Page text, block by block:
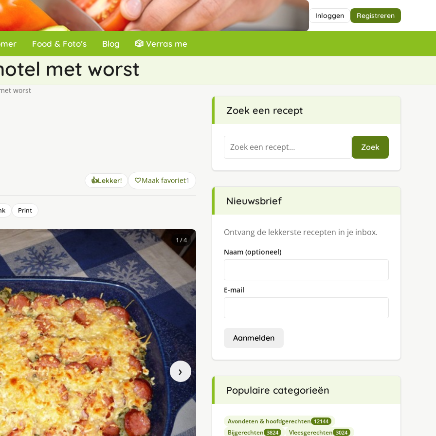
Inloggen Registreren
Food & Foto’s Blog 🎲 Verras me
met worst
worst
👍Lekker! Maak favoriet1
Print
›
1 / 4
Zoek een recept
Zoeken
naar:
Zoek
Nieuwsbrief
Ontvang de lekkerste recepten in je inbox.
Naam (optioneel)
E-mail
Aanmelden
Populaire categorieën
Avondeten & hoofdgerechten 12144
Bijgerechten 3824 Vleesgerechten 3024